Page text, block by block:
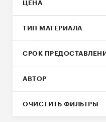
ЦЕНА
ТИП МАТЕРИАЛА
СРОК
АВТОР
ОЧИСТИТЬ ФИЛЬТРЫ